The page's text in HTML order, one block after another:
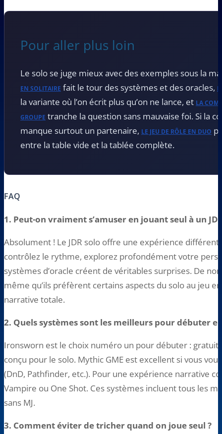
Pour aller plus loin
Le solo se juge mieux avec des exemples sous la
EN SOLITAIRE fait le tour des systèmes et des oracles,
la variante où l’on écrit plus qu’on ne lance, et LA
GROUPE tranche la question sans mauvaise foi. Si la
manque surtout un partenaire, LE JEU DE RÔLE EN DUO
entre la table vide et la tablée complète.
FAQ
1. Peut-on vraiment s’amuser en jouant seul à un
Absolument ! Le JDR solo offre une expérience
contrôlez le rythme, explorez profondément votre
systèmes d’oracle créent de véritables surprises. De
même qu’ils préfèrent certains aspects du solo au jeu
narrative totale.
2. Quels systèmes sont les meilleurs pour débuter en
Ironsworn est le choix numéro un pour débuter :
conçu pour le solo. Mythic GME est excellent si vous
(DnD, Pathfinder, etc.). Pour une expérience narrative
Vampire ou One Shot. Ces systèmes incluent tous les
sans MJ.
3. Comment éviter de tricher quand on joue seul ?